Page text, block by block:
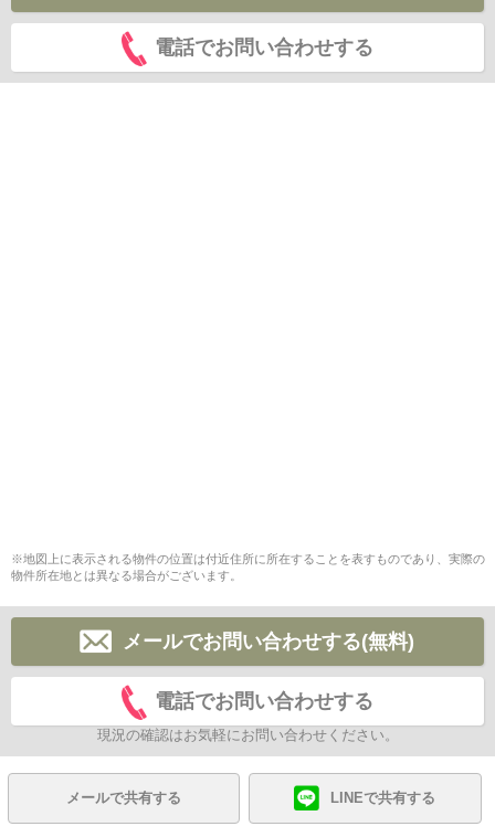
電話でお問い合わせする
※地図上に表示される物件の位置は付近住所に所在することを表すものであり、実際の
物件所在地とは異なる場合がございます。
メールでお問い合わせする(無料)
電話でお問い合わせする
現況の確認はお気軽にお問い合わせください。
メールで共有する LINEで共有する